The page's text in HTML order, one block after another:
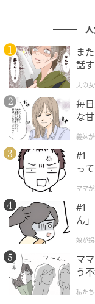
ードでも使える
白Tは重ね着して
イズだとメンズっ
ツの軽やかさの
イリングに仕上が
シャツを腰巻
ま
話
夫の
毎
な
が】
義妹
#1
っ
ママ
#1
ん」
娘が
マ
う
私た